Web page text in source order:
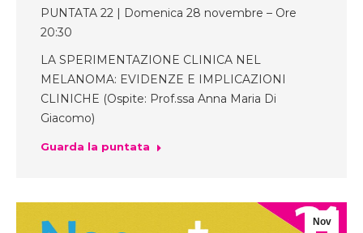
PUNTATA 22 | Domenica 28 novembre – Ore
20:30
LA SPERIMENTAZIONE CLINICA NEL
MELANOMA: EVIDENZE E IMPLICAZIONI
CLINICHE (Ospite: Prof.ssa Anna Maria Di
Giacomo)
Guarda la puntata
Nov